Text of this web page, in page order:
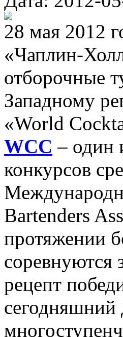
28 мая 2012
«Чаплин-
отборочные
Западному
«World
WCC – один
конкурсов
Bartenders
протяжении
соревнуются
рецепт
сегодняшний